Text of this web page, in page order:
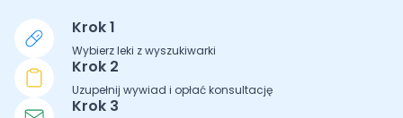
Krok 1
Wybierz leki z wyszukiwarki
Krok 2
Uzupełnij wywiad i opłać konsultację
Krok 3